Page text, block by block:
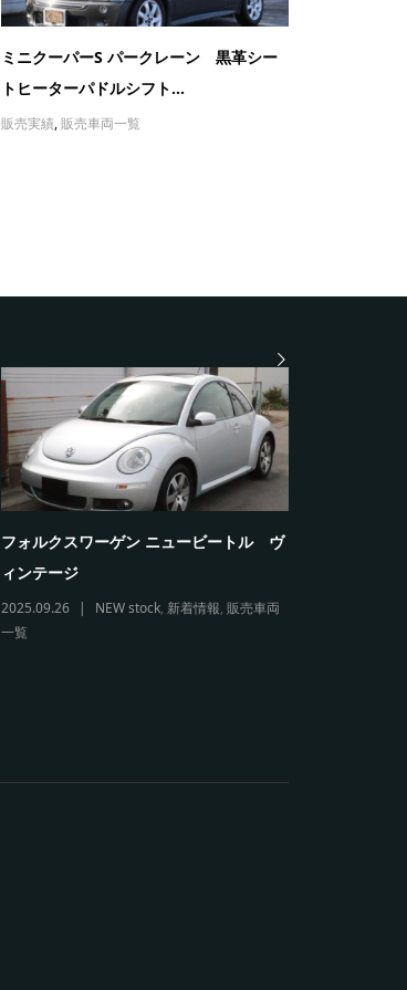
ミニクーパーS パークレーン 黒革シー
トヒーターパドルシフト...
販売実績,販売車両一覧
フォルクスワーゲン ニュービートル ヴ
ィンテージ
2025.09.26 NEW stock, 新着情報, 販売車両
一覧